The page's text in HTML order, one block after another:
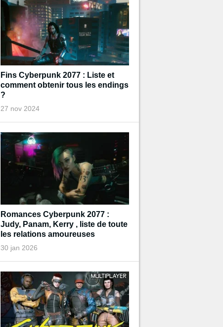
Fins Cyberpunk 2077 : Liste et
comment obtenir tous les endings
?
27 nov 2024
Romances Cyberpunk 2077 :
Judy, Panam, Kerry , liste de toute
les relations amoureuses
30 jan 2026